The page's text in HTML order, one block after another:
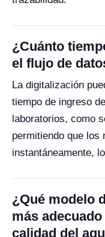
¿Cuánto
el flujo de
La digitalización
tiempo de ingreso
laboratorios, como
permitiendo que los
instantáneamente,
¿Qué modelo
más
calidad del